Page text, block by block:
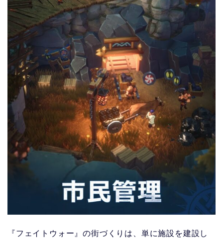
『フェイトウォー』の街づくりは、単に施設を建設し